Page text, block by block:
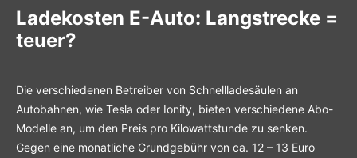
Ladekosten E-Auto: Langstrecke =
teuer?
Die verschiedenen Betreiber von Schnellladesäulen an
Autobahnen, wie Tesla oder Ionity, bieten verschiedene Abo-
Modelle an, um den Preis pro Kilowattstunde zu senken.
Gegen eine monatliche Grundgebühr von ca. 12 – 13 Euro